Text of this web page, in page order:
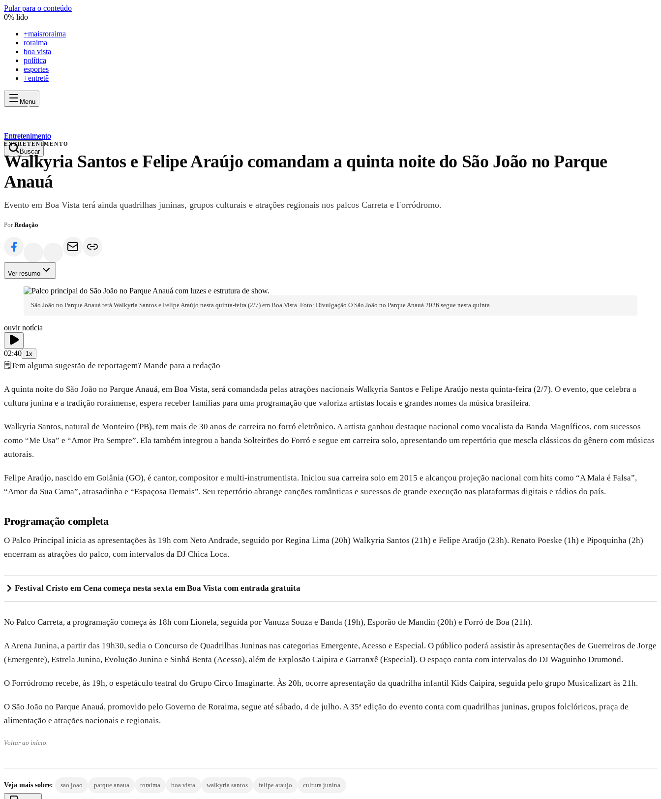
Pular para o conteúdo
0% lido
+maisroraima
roraima
boa vista
política
esportes
+entretê
Menu
maisroraima
Entretenimento
Buscar
Entretenimento
ENTRETENIMENTO
Walkyria Santos e Felipe Araújo comandam a quinta noite do São João no Parque
Anauá
Evento em Boa Vista terá ainda quadrilhas juninas, grupos culturais e atrações regionais nos palcos Carreta e Forródromo.
PorRedação
Ver resumo
São João no Parque Anauá terá Walkyria Santos e Felipe Araújo nesta quinta-feira (2/7) em Boa Vista. Foto: Divulgação O São João no Parque Anauá 2026 segue nesta quinta.
ouvir notícia
02:40 1x
🗒️Tem alguma sugestão de reportagem? Mande para a redação
A quinta noite do São João no Parque Anauá, em Boa Vista, será comandada pelas atrações nacionais Walkyria Santos e Felipe Araújo nesta quinta-feira (2/7). O evento, que celebra a
cultura junina e a tradição roraimense, espera receber famílias para uma programação que valoriza artistas locais e grandes nomes da música brasileira.
Walkyria Santos, natural de Monteiro (PB), tem mais de 30 anos de carreira no forró eletrônico. A artista ganhou destaque nacional como vocalista da Banda Magníficos, com sucessos
como “Me Usa” e “Amor Pra Sempre”. Ela também integrou a banda Solteirões do Forró e segue em carreira solo, apresentando um repertório que mescla clássicos do gênero com músicas
autorais.
Felipe Araújo, nascido em Goiânia (GO), é cantor, compositor e multi-instrumentista. Iniciou sua carreira solo em 2015 e alcançou projeção nacional com hits como “A Mala é Falsa”,
“Amor da Sua Cama”, atrasadinha e “Espaçosa Demais”. Seu repertório abrange canções românticas e sucessos de grande execução nas plataformas digitais e rádios do país.
Programação completa
O Palco Principal inicia as apresentações às 19h com Neto Andrade, seguido por Regina Lima (20h) Walkyria Santos (21h) e Felipe Araújo (23h). Renato Poeske (1h) e Pipoquinha (2h)
encerram as atrações do palco, com intervalos da DJ Chica Loca.
Festival Cristo em Cena começa nesta sexta em Boa Vista com entrada gratuita
No Palco Carreta, a programação começa às 18h com Lionela, seguida por Vanuza Souza e Banda (19h), Esporão de Mandin (20h) e Forró de Boa (21h).
A Arena Junina, a partir das 19h30, sedia o Concurso de Quadrilhas Juninas nas categorias Emergente, Acesso e Especial. O público poderá assistir às apresentações de Guerreiros de Jorge
(Emergente), Estrela Junina, Evolução Junina e Sinhá Benta (Acesso), além de Explosão Caipira e Garranxê (Especial). O espaço conta com intervalos do DJ Waguinho Drumond.
O Forródromo recebe, às 19h, o espetáculo teatral do Grupo Circo Imaginarte. Às 20h, ocorre apresentação da quadrilha infantil Kids Caipira, seguida pelo grupo Musicalizart às 21h.
O São João no Parque Anauá, promovido pelo Governo de Roraima, segue até sábado, 4 de julho. A 35ª edição do evento conta com quadrilhas juninas, grupos folclóricos, praça de
alimentação e atrações nacionais e regionais.
Voltar ao início.
Veja mais sobre: sao joao parque anaua roraima boa vista walkyria santos felipe araujo cultura junina